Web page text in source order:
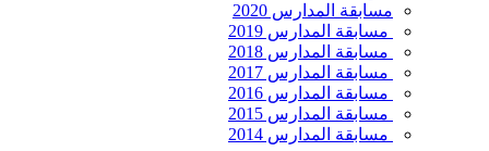
مسابقة المدارس 2020
مسابقة المدارس 2019
مسابقة المدارس 2018
مسابقة المدارس 2017
مسابقة المدارس 2016
مسابقة المدارس 2015
مسابقة المدارس 2014